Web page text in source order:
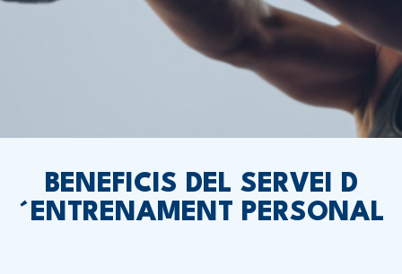
BENEFICIS DEL SERVEI D
´ENTRENAMENT PERSONAL